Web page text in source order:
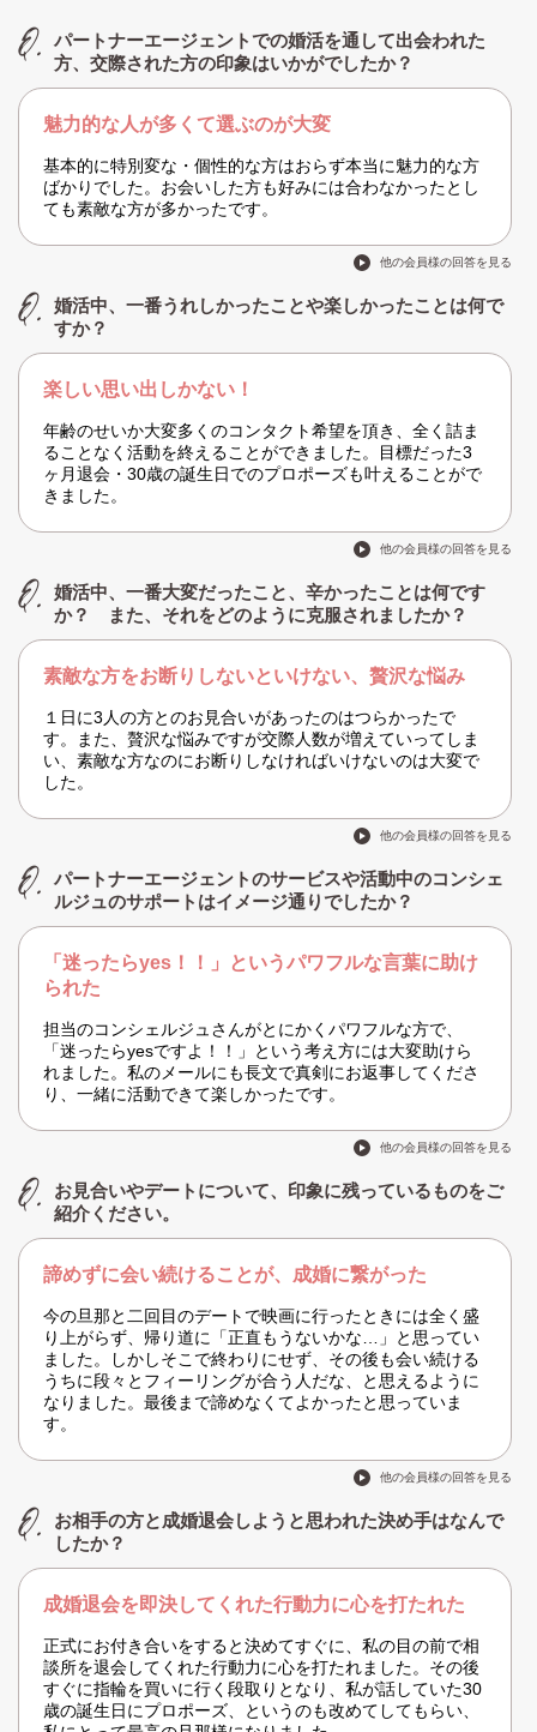
パートナーエージェントでの婚活を通して出会われた
方、交際された方の印象はいかがでしたか？
魅力的な人が多くて選ぶのが大変
基本的に特別変な・個性的な方はおらず本当に魅力的な方
ばかりでした。お会いした方も好みには合わなかったとし
ても素敵な方が多かったです。
他の会員様の回答を見る
婚活中、一番うれしかったことや楽しかったことは何で
すか？
楽しい思い出しかない！
年齢のせいか大変多くのコンタクト希望を頂き、全く詰ま
ることなく活動を終えることができました。目標だった3
ヶ月退会・30歳の誕生日でのプロポーズも叶えることがで
きました。
他の会員様の回答を見る
婚活中、一番大変だったこと、辛かったことは何です
か？ また、それをどのように克服されましたか？
素敵な方をお断りしないといけない、贅沢な悩み
１日に3人の方とのお見合いがあったのはつらかったで
す。また、贅沢な悩みですが交際人数が増えていってしま
い、素敵な方なのにお断りしなければいけないのは大変で
した。
他の会員様の回答を見る
パートナーエージェントのサービスや活動中のコンシェ
ルジュのサポートはイメージ通りでしたか？
「迷ったらyes！！」というパワフルな言葉に助け
られた
担当のコンシェルジュさんがとにかくパワフルな方で、
「迷ったらyesですよ！！」という考え方には大変助けら
れました。私のメールにも長文で真剣にお返事してくださ
り、一緒に活動できて楽しかったです。
他の会員様の回答を見る
お見合いやデートについて、印象に残っているものをご
紹介ください。
諦めずに会い続けることが、成婚に繋がった
今の旦那と二回目のデートで映画に行ったときには全く盛
り上がらず、帰り道に「正直もうないかな…」と思ってい
ました。しかしそこで終わりにせず、その後も会い続ける
うちに段々とフィーリングが合う人だな、と思えるように
なりました。最後まで諦めなくてよかったと思っていま
す。
他の会員様の回答を見る
お相手の方と成婚退会しようと思われた決め手はなんで
したか？
成婚退会を即決してくれた行動力に心を打たれた
正式にお付き合いをすると決めてすぐに、私の目の前で相
談所を退会してくれた行動力に心を打たれました。その後
すぐに指輪を買いに行く段取りとなり、私が話していた30
歳の誕生日にプロポーズ、というのも改めてしてもらい、